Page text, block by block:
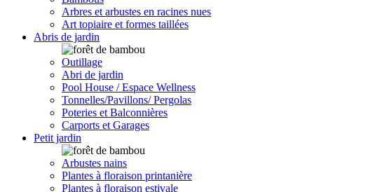
Arbres et arbustes en racines nues
Art topiaire et formes taillées
Abris de jardin
Outillage
Abri de jardin
Pool House / Espace Wellness
Tonnelles/Pavillons/ Pergolas
Poteries et Balconnières
Carports et Garages
Petit jardin
Arbustes nains
Plantes à floraison printanière
Plantes à floraison estivale